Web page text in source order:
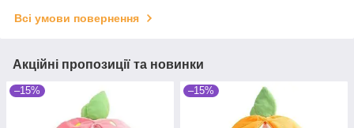
Всі умови повернення
Акційні пропозиції та новинки
–15% –15%